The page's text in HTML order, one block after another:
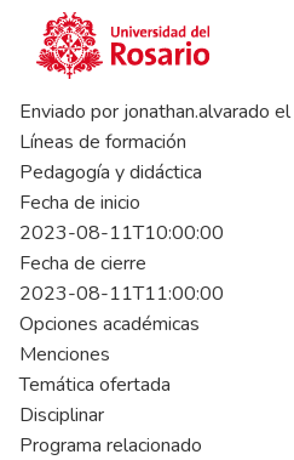
Pasar al contenido principal
Enviado por jonathan.alvarado el
Líneas de formación
Pedagogía y didáctica
Fecha de inicio
2023-08-11T10:00:00
Fecha de cierre
2023-08-11T11:00:00
Opciones académicas
Menciones
Temática ofertada
Disciplinar
Programa relacionado